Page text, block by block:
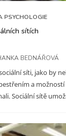
PSYCHOLOGIE
sítích
BEDNÁŘOVÁ
síti, jako by
a
Sociální sítě